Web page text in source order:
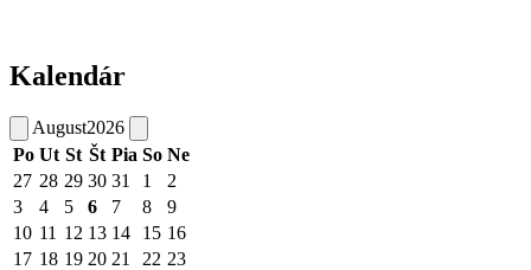
Kalendár
August2026
Po Ut St Št Pia So Ne
27 28 29 30 31 1
2
3
4 5 6 7 8
9
10 11 12 13 14 15 16
17 18 19 20 21 22 23